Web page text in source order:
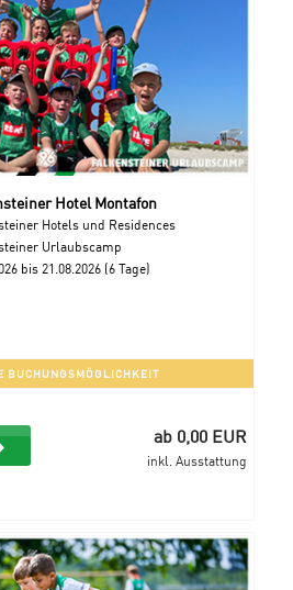
Hotel Montafon
Hotels und Residences
Urlaubscamp
bis 21.08.2026 (6 Tage)
BUCHUNGSMÖGLICHKEIT
ab 0,00 EUR
inkl. Ausstattung